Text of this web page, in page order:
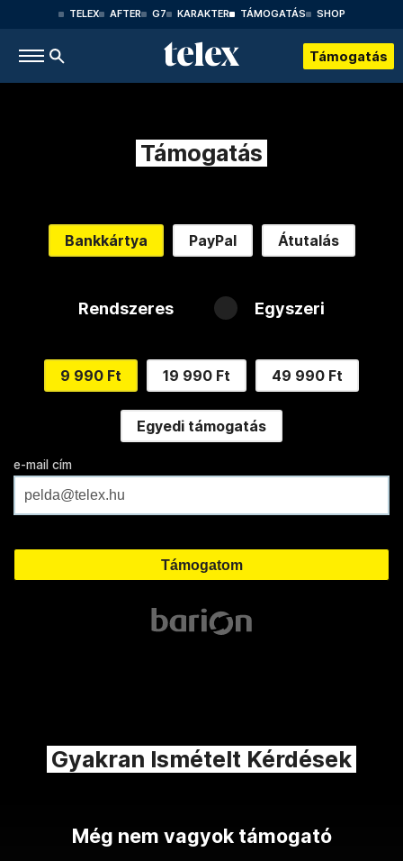
TELEX AFTER G7 KARAKTER TÁMOGATÁS SHOP
Támogatás
Támogatás
Bankkártya PayPal Átutalás
Rendszeres Egyszeri
9 990 Ft 19 990 Ft 49 990 Ft
Egyedi támogatás
e-mail cím
Gyakran Ismételt Kérdések
Még nem vagyok támogató